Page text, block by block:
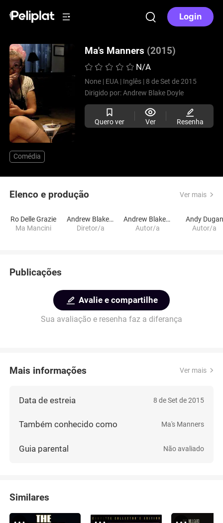
Login
Ma's Manners (2015)
N/A
None | EUA | Inglês | 8 de Set de 2015
Dirigido por:Andrew Blake Doyle
Quero ver Ver Resenha
Comédia
Elenco e produção Ver mais
Ro Delle Grazie
Ma Mancini
Andrew Blake Doyle
Diretor/a
Andrew Blake Doyle
Autor/a
Andy Dugan
Autor/a
Publicações
Avalie e compartilhe
Sua avaliação e resenha faz a diferança
Mais informações Ver mais
Data de estreia 8 de Set de 2015
Também conhecido como Ma's Manners
Guia parental Não avaliado
Similares